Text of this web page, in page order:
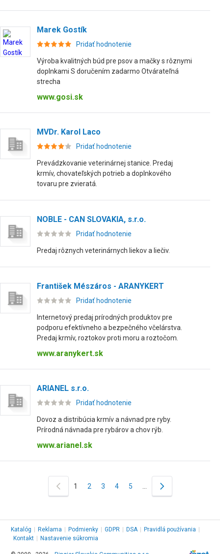
Marek Gostík
Pridať hodnotenie
Výroba kvalitných búd pre psov a mačky s rôznymi
doplnkami S doručením zadarmo Otvárateľná
strecha
www.gosi.sk
MVDr. Karol Laco
Pridať hodnotenie
Prevádzkovanie veterinárnej stanice. Predaj
krmív, chovateľských potrieb a doplnkového
tovaru pre zvieratá.
NOBLE - CAN SLOVAKIA, s.r.o.
Pridať hodnotenie
Predaj rôznych veterinárnych liekov a liečiv.
František Mészáros - ARANYKERT
Pridať hodnotenie
Internetový predaj prírodných produktov pre
podporu efektívneho a bezpečného včelárstva.
Predaj krmív, roztokov proti moru a roztočom.
www.aranykert.sk
ARIANEL s.r.o.
Pridať hodnotenie
Dovoz a distribúcia krmív a návnad pre ryby.
Prírodná návnada pre rybárov a chov rýb.
www.arianel.sk
1 2 3 4 5
Katalóg Reklama Podmienky GDPR DSA Pravidlá používania
Kontakt
Nastavenie súkromia